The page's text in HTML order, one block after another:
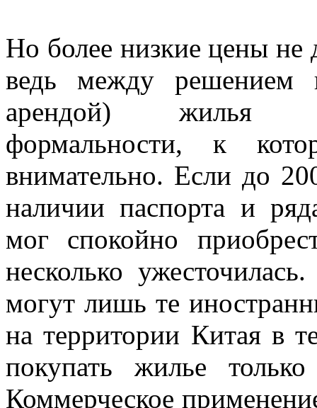
Но более низкие цены
ведь между решением
арендой) жилья
формальности, к
внимательно. Если до
наличии паспорта и
мог спокойно
несколько
могут лишь те
на территории Китая в
покупать жилье
Коммерческое